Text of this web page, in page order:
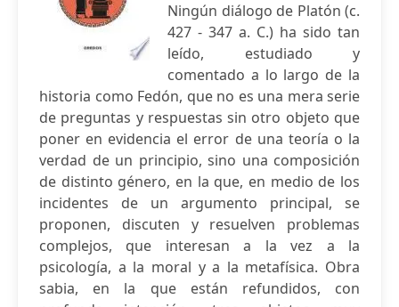
Ningún diálogo de Platón (c.
427 - 347 a. C.) ha sido tan
leído, estudiado y
comentado a lo largo de la
historia como Fedón, que no es una mera serie
de preguntas y respuestas sin otro objeto que
poner en evidencia el error de una teoría o la
verdad de un principio, sino una composición
de distinto género, en la que, en medio de los
incidentes de un argumento principal, se
proponen, discuten y resuelven problemas
complejos, que interesan a la vez a la
psicología, a la moral y a la metafísica. Obra
sabia, en la que están refundidos, con